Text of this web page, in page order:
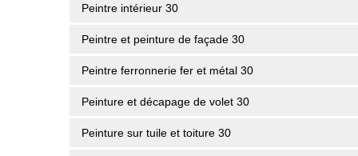
Peintre intérieur 30
Peintre et peinture de façade 30
Peintre ferronnerie fer et métal 30
Peinture et décapage de volet 30
Peinture sur tuile et toiture 30